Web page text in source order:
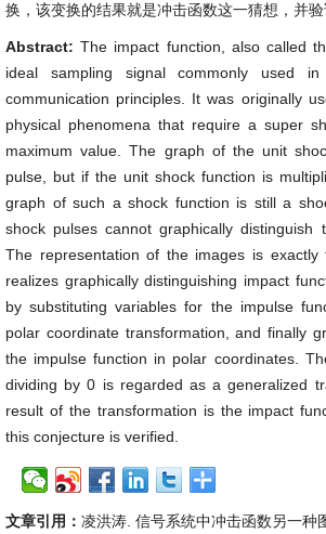
换，该变换的结果就是冲击函数这一猜想，并验
Abstract:The impact function, also called
ideal sampling signal commonly used
communication principles. It was originally
physical phenomena that require a super
maximum value. The graph of the unit
pulse, but if the unit shock function is
graph of such a shock function is still a
shock pulses cannot graphically distinguish
The representation of the images is
realizes graphically distinguishing impact
by substituting variables for the impulse
polar coordinate transformation, and finally
the impulse function in polar coordinates.
dividing by 0 is regarded as a generalized
result of the transformation is the impact
this conjecture is verified.
文章引用： 凌洪涛. 信号系统中冲击函数另一种